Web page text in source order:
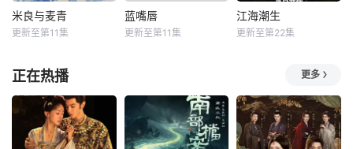
米良与麦青
更新至第11集
蓝嘴唇
更新至第11集
江海潮生
更新至第22集
正在热播 更多